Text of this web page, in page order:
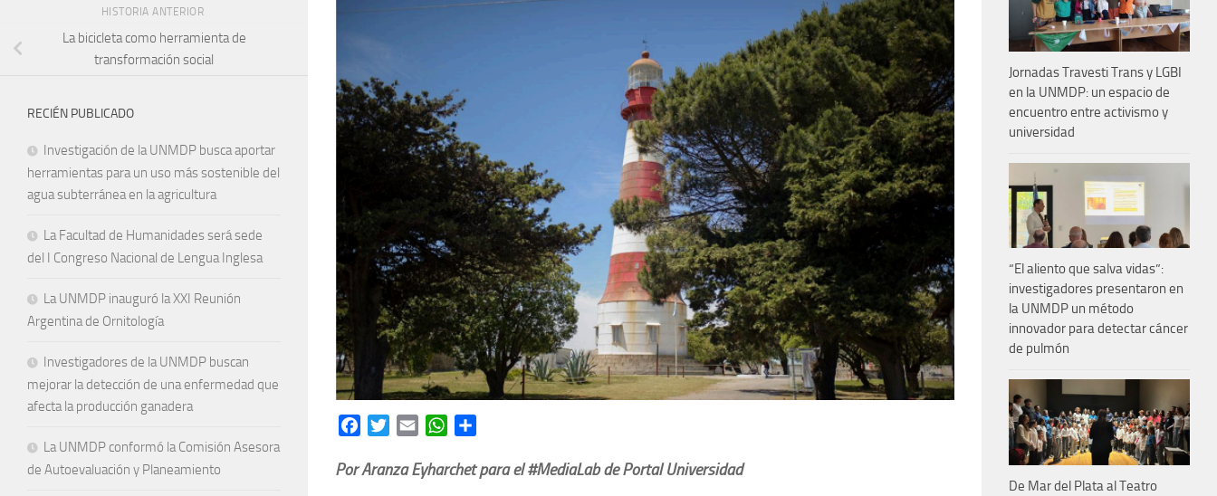
FacebookTwitterEmail WhatsApp
Por Aranza Eyharchet para el #MediaLab de Portal Universidad
HISTORIA ANTERIOR
La bicicleta como herramienta de
transformación social
RECIÉN PUBLICADO
Investigación de la UNMDP busca aportar
herramientas para un uso más sostenible del
agua subterránea en la agricultura
La Facultad de Humanidades será sede
del I Congreso Nacional de Lengua Inglesa
La UNMDP inauguró la XXI Reunión
Argentina de Ornitología
Investigadores de la UNMDP buscan
mejorar la detección de una enfermedad que
afecta la producción ganadera
La UNMDP conformó la Comisión Asesora
de Autoevaluación y Planeamiento
Jornadas Travesti Trans y LGBI
en la UNMDP: un espacio de
encuentro entre activismo y
universidad
“El aliento que salva vidas”:
investigadores presentaron en
la UNMDP un método
innovador para detectar cáncer
de pulmón
De Mar del Plata al Teatro